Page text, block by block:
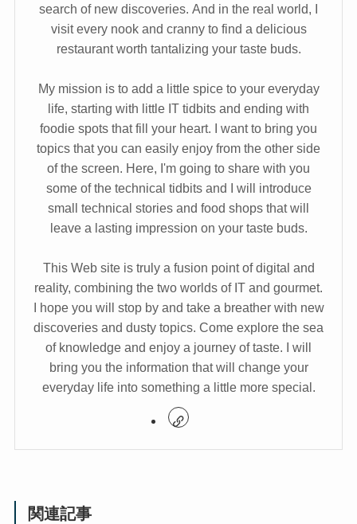
search of new discoveries. And in the real world, I
visit every nook and cranny to find a delicious
restaurant worth tantalizing your taste buds.
My mission is to add a little spice to your everyday
life, starting with little IT tidbits and ending with
foodie spots that fill your heart. I want to bring you
topics that you can easily enjoy from the other side
of the screen. Here, I'm going to share with you
some of the technical tidbits and I will introduce
small technical stories and food shops that will
leave a lasting impression on your taste buds.
This Web site is truly a fusion point of digital and
reality, combining the two worlds of IT and gourmet.
I hope you will stop by and take a breather with new
discoveries and dusty topics. Come explore the sea
of knowledge and enjoy a journey of taste. I will
bring you the information that will change your
everyday life into something a little more special.
関連記事